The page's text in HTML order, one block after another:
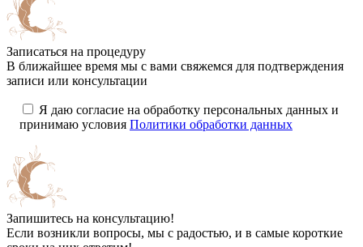
Записаться на процедуру
В ближайшее время мы с вами свяжемся для подтверждения
записи или консультации
Я даю согласие на обработку персональных данных и
принимаю условия Политики обработки данных
Запишитесь на консультацию!
Если возникли вопросы, мы с радостью, и в самые короткие